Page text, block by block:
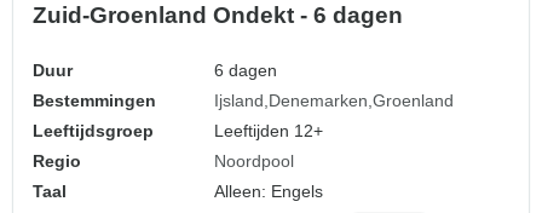
Zuid-Groenland Ondekt - 6 dagen
Duur
6 dagen
Bestemmingen
Ijsland Denemarken Groenland
Leeftijdsgroep
Leeftijden 12+
Regio
Noordpool
Taal
Alleen: Engels